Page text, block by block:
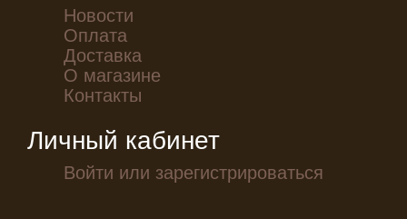
Новости
Оплата
Доставка
О магазине
Контакты
Личный кабинет
Войти или зарегистрироваться